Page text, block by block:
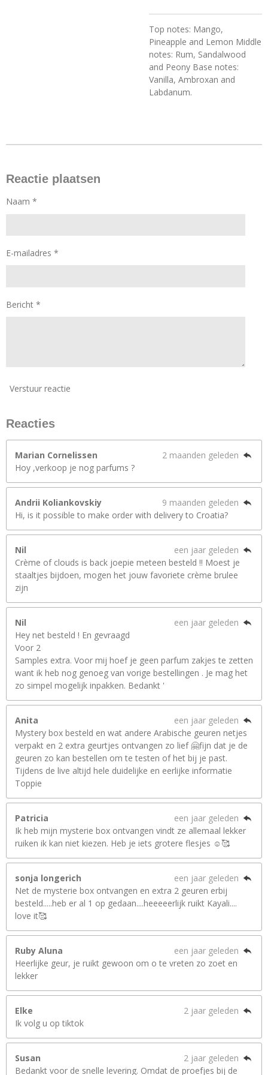
Top notes: Mango,
Pineapple and Lemon Middle
notes: Rum, Sandalwood
and Peony Base notes:
Vanilla, Ambroxan and
Labdanum.
Reactie plaatsen
Naam *
E-mailadres *
Bericht *
Verstuur reactie
Reacties
Marian Cornelissen
2 maanden geleden
Hoy ,verkoop je nog parfums ?
Andrii Koliankovskiy
9 maanden geleden
Hi, is it possible to make order with delivery to Croatia?
Nil
een jaar geleden
Crème of clouds is back joepie meteen besteld !! Moest je
staaltjes bijdoen, mogen het jouw favoriete crème brulee
zijn
Nil
een jaar geleden
Hey net besteld ! En gevraagd
Voor 2
Samples extra. Voor mij hoef je geen parfum zakjes te zetten
want ik heb nog genoeg van vorige bestellingen . Je mag het
zo simpel mogelijk inpakken. Bedankt '
Anita
een jaar geleden
Mystery box besteld en wat andere Arabische geuren netjes
verpakt en 2 extra geurtjes ontvangen zo lief 🤗fijn dat je de
geuren zo kan bestellen om te testen of het bij je past.
Tijdens de live altijd hele duidelijke en eerlijke informatie
Toppie
Patricia
een jaar geleden
Ik heb mijn mysterie box ontvangen vindt ze allemaal lekker
ruiken ik kan niet kiezen. Heb je iets grotere flesjes ☺️🥰
sonja longerich
een jaar geleden
Net de mysterie box ontvangen en extra 2 geuren erbij
besteld.....heb er al 1 op gedaan....heeeeerlijk ruikt Kayali....
love it🥰
Ruby Aluna
een jaar geleden
Heerlijke geur, je ruikt gewoon om o te vreten zo zoet en
lekker
Elke
2 jaar geleden
Ik volg u op tiktok
Susan
2 jaar geleden
Bedankt voor de snelle levering. Omdat de proefjes bij de